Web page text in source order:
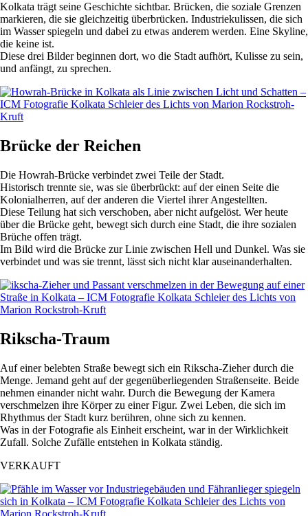
Kolkata trägt seine Geschichte sichtbar. Brücken, die soziale Grenzen
markieren, die sie gleichzeitig überbrücken. Industriekulissen, die sich
im Wasser spiegeln und dabei zu etwas anderem werden. Eine Skyline,
die keine ist.
Diese drei Bilder beginnen dort, wo die Stadt aufhört, Kulisse zu sein,
und anfängt, zu sprechen.
Brücke der Reichen
Die Howrah-Brücke verbindet zwei Teile der Stadt.
Historisch trennte sie, was sie überbrückt: auf der einen Seite die
Kolonialherren, auf der anderen die Viertel ihrer Angestellten.
Diese Teilung hat sich verschoben, aber nicht aufgelöst. Wer heute
über die Brücke geht, bewegt sich durch eine Stadt, die ihre sozialen
Brüche offen trägt.
Im Bild wird die Brücke zur Linie zwischen Hell und Dunkel. Was sie
verbindet und was sie trennt, lässt sich nicht klar auseinanderhalten.
Rikscha-Traum
Auf einer belebten Straße bewegt sich ein Rikscha-Zieher durch die
Menge. Jemand geht auf der gegenüberliegenden Straßenseite. Beide
nehmen einander nicht wahr. Durch die Bewegung der Kamera
verschmelzen ihre Körper zu einer Figur. Zwei Leben, die sich im
Rhythmus der Stadt kurz berühren, ohne sich zu kennen.
Was in der Fotografie als Einheit erscheint, war in der Wirklichkeit
Zufall. Solche Zufälle entstehen in Kolkata ständig.
VERKAUFT